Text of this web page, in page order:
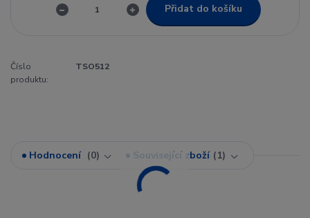
Přidat do košíku
Číslo
produktu:
TSO512
Hodnocení 0 Související zboží 1